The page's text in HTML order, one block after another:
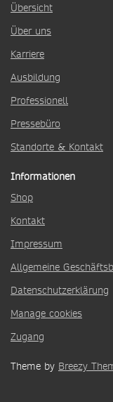
Übersicht
Über uns
Karriere
Ausbildung
Professionell
Pressebüro
Standorte & Kontakt
Informationen
Shop
Kontakt
Impressum
Allgemeine
Datenschutzerklärung
Manage cookies
Zugang
Theme by Breezy